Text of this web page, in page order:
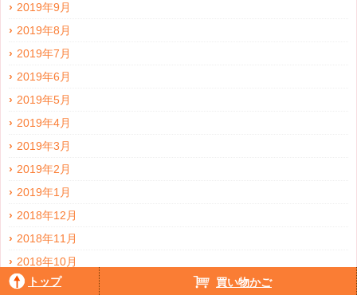
2019年9月
2019年8月
2019年7月
2019年6月
2019年5月
2019年4月
2019年3月
2019年2月
2019年1月
2018年12月
2018年11月
2018年10月
2018年9月
トップ 買い物かご